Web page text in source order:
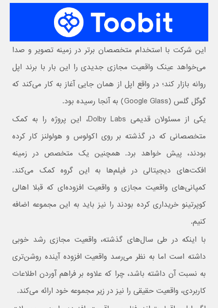
این شرکت با استخدام متخصصان برتر در زمینه تصویر و صدا
می‌خواهد عینک واقعیت مجازی جدیدی را این بار با برند اپل
روانه بازار کند؛ در واقع اپل از همان جایی آغاز به کار می‌کند که
گوگل گلس (Google Glass) به آنجا رسیده بود.
یکی از مسئولان قدیمی Dolby Labs، این پروژه را به کمک
متخصصانی که در گذشته بر روی اکولوس و هولولنز کار کرده
بودند، پیش خواهد برد. همچنین یک متخصص در زمینه
افکت‌های دیجیتالی در فیلم‌ها به این گروه کمک می‌کند.
کمپانی‌های واقعیت مجازی و واقعیت افزوده‌ای که قبلا اهالی
کوپرتینو خریداری کرده بودند را نیز باید به این مجموعه اضافه
کنیم.
با اینکه در طی سال‌های گذشته، واقعیت مجازی رشد خوبی
داشته است اما به نظر می‌رسد واقعیت افزوده آینده روشن‌تری
به نسبت آن داشته باشد، چرا که علاوه بر فراهم آوردن اطلاعات
کاربردی، واقعیت حقیقی را نیز در زیر مجموعه خود ارائه می‌کند.